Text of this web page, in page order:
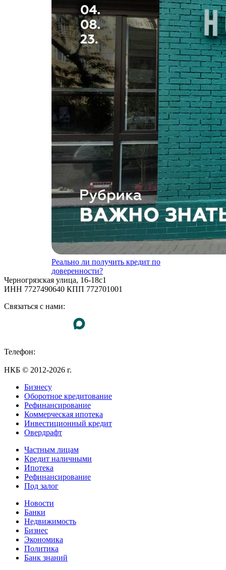
Реально ли получить кредит по
доверенности?
Черногрязская улица, 16-18с1
ИНН 7727490640 КПП 772701001
Связаться с нами:
Телефон:
НКБ © 2012-2026 г.
Бизнесу
Оборотное кредитование
Рефинансирование
Коммерческая ипотека
Инвестиционный кредит
Овердрафт
Частным лицам
Кредит наличными
Ипотека
Рефинансирование
Под залог
Новости
Банки
Недвижимость
Бизнес
Экономика
Политика
Банк знаний